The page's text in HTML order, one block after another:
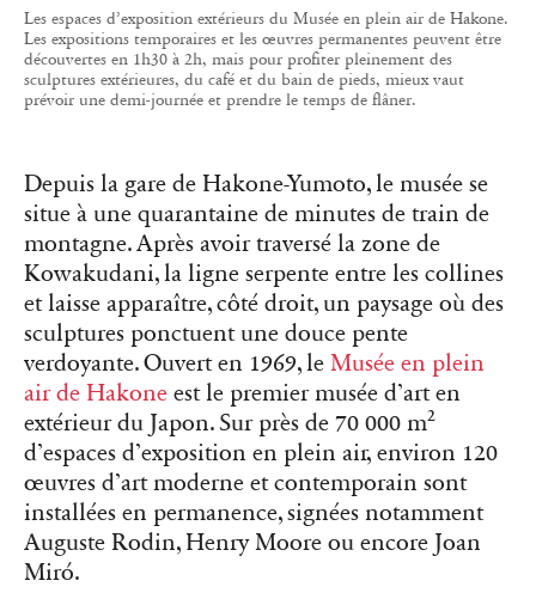
Les espaces d’exposition extérieurs du Musée en plein air de Hakone.
Les expositions temporaires et les œuvres permanentes peuvent être
découvertes en 1h30 à 2h, mais pour profiter pleinement des
sculptures extérieures, du café et du bain de pieds, mieux vaut
prévoir une demi-journée et prendre le temps de flâner.
Depuis la gare de Hakone-Yumoto, le musée se
situe à une quarantaine de minutes de train de
montagne. Après avoir traversé la zone de
Kowakudani, la ligne serpente entre les collines
et laisse apparaître, côté droit, un paysage où des
sculptures ponctuent une douce pente
verdoyante. Ouvert en 1969, le Musée en plein
air de Hakone est le premier musée d’art en
extérieur du Japon. Sur près de 70 000 m²
d’espaces d’exposition en plein air, environ 120
œuvres d’art moderne et contemporain sont
installées en permanence, signées notamment
Auguste Rodin, Henry Moore ou encore Joan
Miró.